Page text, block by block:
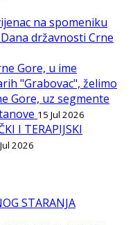
na spomeniku
državnosti Crne
Gore, u ime
"Grabovac", želimo
Gore, uz segmente
15 Jul 2026
I TERAPIJSKI
2026
STARANJA